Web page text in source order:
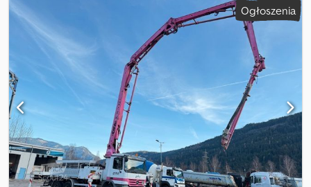
przesuwane bocznie z teleskopowym wysuwem. Akcesoria łyżek:
60 cm oraz 30 cm łyżka skarpowa, 1,6 m łyżka do rowów,
dodatkowo trójkątna łyżka do rowów. Z przodu 4/1 łyżka uchylna z
zębami. Opony – zużycie ok. 70%. 4 biegi, przekładnia
hydrokinetyczna z rewersem przy kierownicy, napęd na cztery
koła, blokada mechanizmu różnicowego, obrotowy fotel,
otwierane okno boczne. Perkins – silnik 4-cylindrowy z
turbodoładowaniem. Maszyna w dobrym stanie technicznym,
gotowa do pracy. Cena netto, brak możliwości odliczenia VAT.
Lokalizacja: 97778 Fellen/Rengersbrunn Telefon: Csdpfx Apev A
Dgzobjrf E-mail: josef.
Ogłoszenia